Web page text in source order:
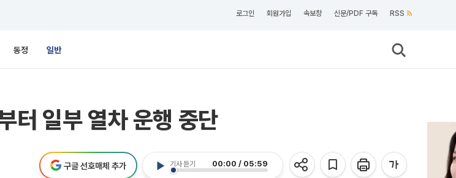
로그인 회원가입 속보창 신문/PDF 구독 RSS
동정 일반
터 일부 열차 운행 중단
기사 듣기 00:00 / 05:59
구글 선호매체 추가